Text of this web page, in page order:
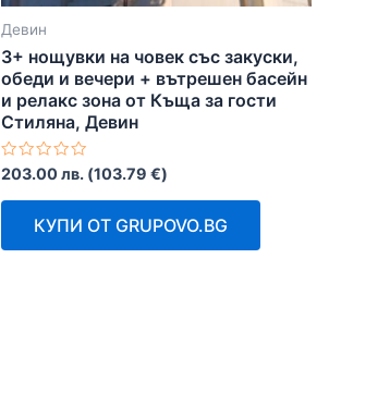
Девин
3+ нощувки на човек със закуски,
обеди и вечери + вътрешен басейн
и релакс зона от Къща за гости
Стиляна, Девин
Оценено
с
0
203.00лв. (103.79 €)
КУПИ ОТ GRUPOVO.BG